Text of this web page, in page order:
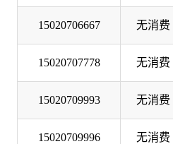
15020706667 无消费
15020707778 无消费
15020709993 无消费
15020709996 无消费